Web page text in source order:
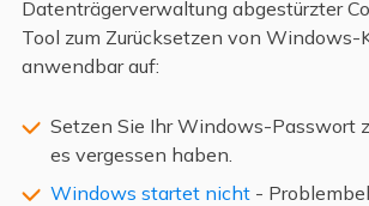
Datenträgerverwaltung abgestürzter
Tool zum Zurücksetzen von
anwendbar auf:
Setzen Sie Ihr Windows-Passwort
es vergessen haben.
Windows startet nicht-